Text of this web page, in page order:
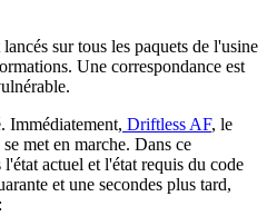
sur tous les paquets de l'usine
Une correspondance est
Immédiatement, Driftless AF, le
met en marche. Dans ce
actuel et l'état requis du code
et une secondes plus tard,